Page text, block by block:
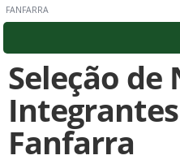
FANFARRA
Seleção de
Fanfarra